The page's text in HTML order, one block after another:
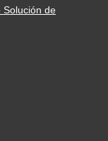
Solución de